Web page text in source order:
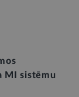
MI sistēmu